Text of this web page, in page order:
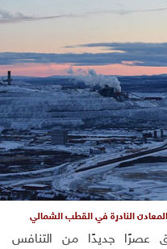
في القطب الشمالي
من التنافس